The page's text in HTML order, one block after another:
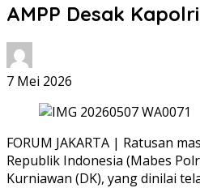
AMPP Desak
7 Mei 2026
FORUM JAKARTA | Ratusan
Republik Indonesia (Mabes
Kurniawan (DK), yang dinilai